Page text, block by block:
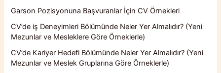
Garson Pozisyonuna Başvuranlar İçin CV Örnekleri
CV’de iş Deneyimleri Bölümünde Neler Yer Almalıdır? (Yeni
Mezunlar ve Mesleklere Göre Örneklerle)
CV’de Kariyer Hedefi Bölümünde Neler Yer Almalıdır? (Yeni
Mezunlar ve Meslek Gruplarına Göre Örneklerle)